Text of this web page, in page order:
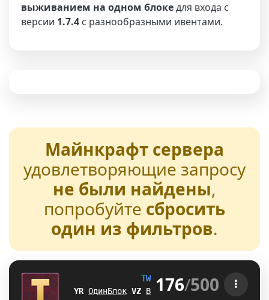
выживанием на одном блокедля входа с
версии 1.7.4 с разнообразными ивентами.
Майнкрафт сервера
удовлетворяющие запросу
не были найдены,
попробуйте сбросить
один из фильтров.
TW NT UR E
[1.21-26.2]
V] ОдинБлок NQ Выживание ]G БедВарс
176/500